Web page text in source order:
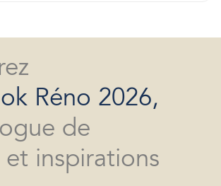
Réno 2026,
de
et inspirations